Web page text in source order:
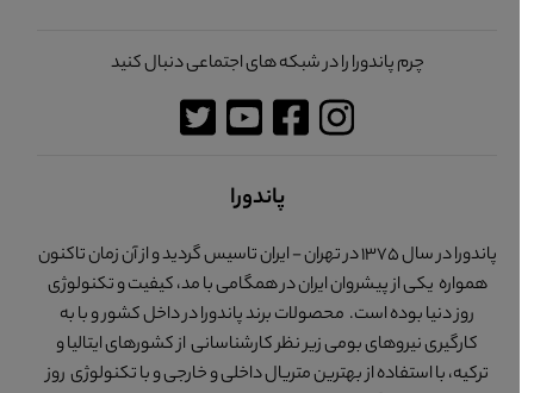
چرم پاندورا را در شبکه های اجتماعی دنبال کنید
پاندورا
پاندورا در سال 1375 در تهران - ایران تاسیس گردید و از آن زمان تاکنون
همواره یکی از پیشروان ایران در همگامی با مد، کیفیت و تکنولوژی
روز دنیا بوده است. محصولات برند پاندورا در داخل کشور و با به
کارگیری نیروهای بومی زیر نظر کارشناسانی از کشورهای ایتالیا و
ترکیه، با استفاده از بهترین متریال داخلی و خارجی و با تکنولوژی روز